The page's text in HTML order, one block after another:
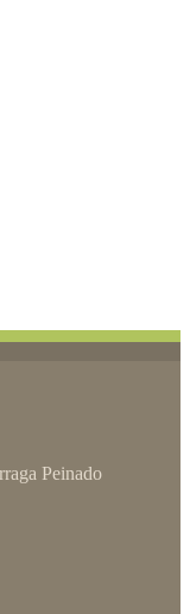
Peinado